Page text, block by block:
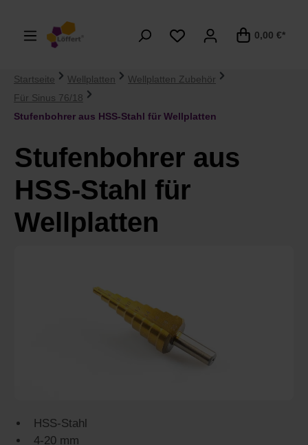
0,00 €*
Startseite Wellplatten
Wellplatten Zubehör
Für Sinus 76/18
Stufenbohrer aus HSS-Stahl für Wellplatten
Stufenbohrer aus
HSS-Stahl für
Wellplatten
HSS-Stahl
4-20 mm